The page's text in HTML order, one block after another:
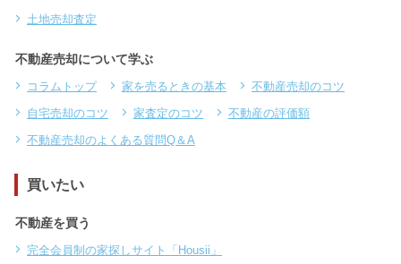
土地売却査定
不動産売却について学ぶ
コラムトップ 家を売るときの基本
不動産売却のコツ
自宅売却のコツ
家査定のコツ
不動産の評価額
不動産売却のよくある質問Q＆A
買いたい
不動産を買う
完全会員制の家探しサイト「Housii」